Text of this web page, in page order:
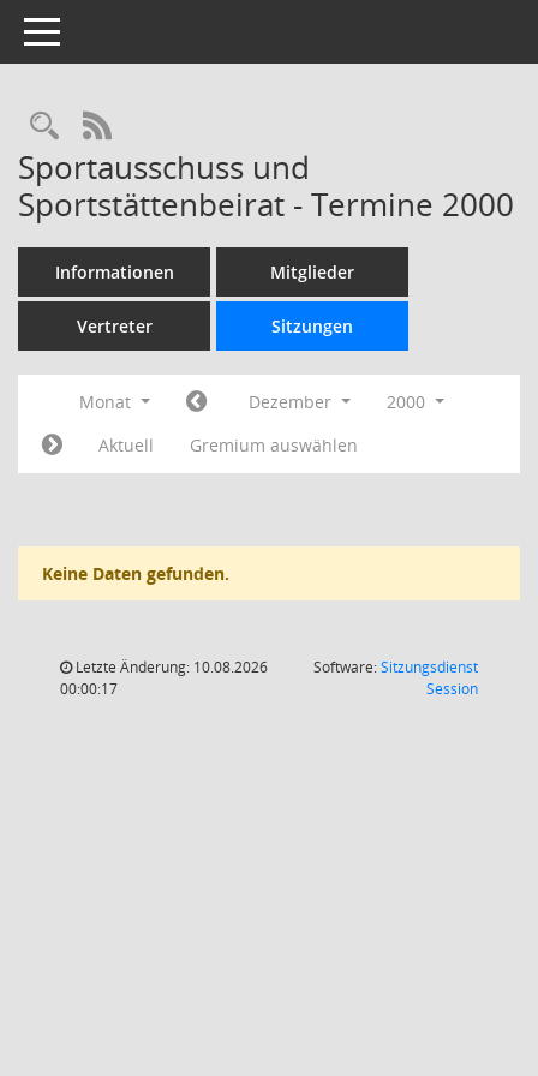
Toggle navigation
Rechercheauswahl
RSS-Feed
Sportausschuss und
Sportstättenbeirat - Termine 2000
Informationen Mitglieder
Vertreter Sitzungen
Monat Dezember
2000
Aktuell
Gremium auswählen
Keine Daten gefunden.
Letzte Änderung: 10.08.2026
00:00:17
Software:Sitzungsdienst
Session(Wird in